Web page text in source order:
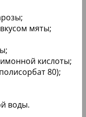
мяты;
кислоты;
80);
воды.